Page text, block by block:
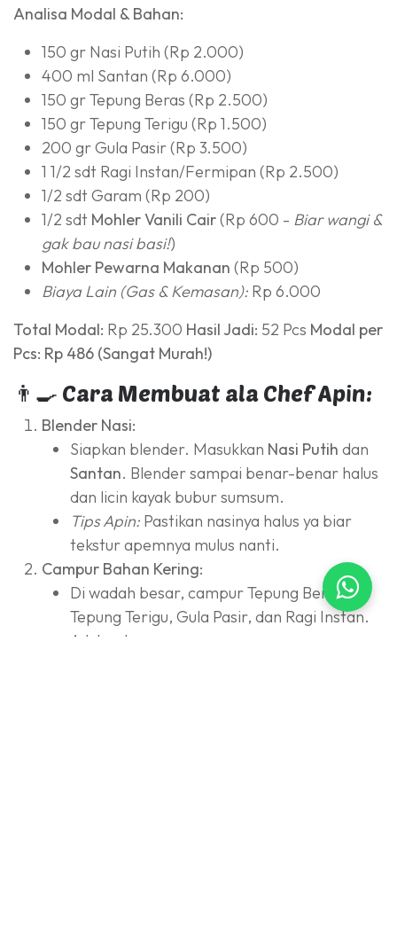
Analisa Modal & Bahan:
150 gr Nasi Putih (Rp 2.000)
400 ml Santan (Rp 6.000)
150 gr Tepung Beras (Rp 2.500)
150 gr Tepung Terigu (Rp 1.500)
200 gr Gula Pasir (Rp 3.500)
1 1/2 sdt Ragi Instan/Fermipan (Rp 2.500)
1/2 sdt Garam (Rp 200)
1/2 sdt Mohler Vanili Cair(Rp 600 - Biar wangi &
gak bau nasi basi!)
Mohler Pewarna Makanan (Rp 500)
Biaya Lain (Gas & Kemasan): Rp 6.000
Total Modal: Rp 25.300 Hasil Jadi: 52 Pcs Modal per
Pcs: Rp 486 (Sangat Murah!)
👨‍🍳 Cara Membuat ala Chef Apin:
Blender Nasi:
Siapkan blender. Masukkan Nasi Putih dan
Santan. Blender sampai benar-benar halus
dan licin kayak bubur sumsum.
Tips Apin: Pastikan nasinya halus ya biar
tekstur apemnya mulus nanti.
Campur Bahan Kering:
Di wadah besar, campur Tepung Beras,
Tepung Terigu, Gula Pasir, dan Ragi Instan.
Aduk rata.